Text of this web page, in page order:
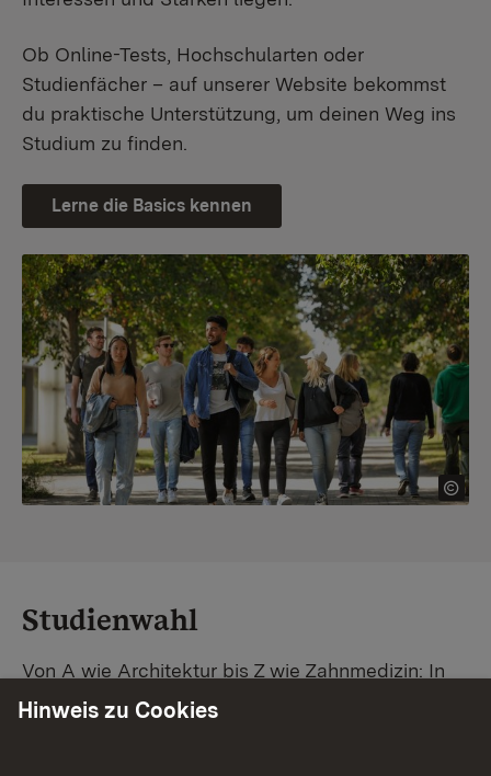
Ob Online-Tests, Hochschularten oder
Studienfächer – auf unserer Website bekommst
du praktische Unterstützung, um deinen Weg ins
Studium zu finden.
Lerne die Basics kennen
Studienwahl
Von A wie Architektur bis Z wie Zahnmedizin: In
Baden-Württemberg warten unzählige
Hinweis zu Cookies